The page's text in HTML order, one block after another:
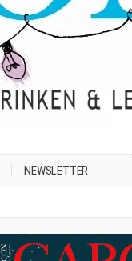
NEWSLETTER